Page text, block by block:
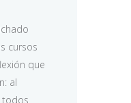
cursos
que
al
todos